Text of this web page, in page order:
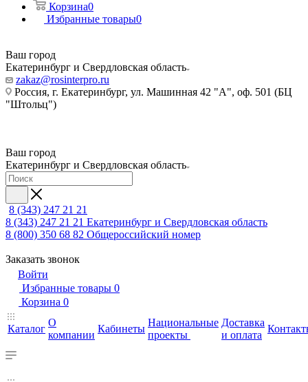
Корзина0
Избранные товары0
Ваш город
Екатеринбург и Свердловская область
zakaz@rosinterpro.ru
Россия, г. Екатеринбург, ул. Машинная 42 "А", оф. 501 (БЦ
"Штольц")
Ваш город
Екатеринбург и Свердловская область
8 (343) 247 21 21
8 (343) 247 21 21 Екатеринбург и Свердловская область
8 (800) 350 68 82 Общероссийский номер
Заказать звонок
Войти
Избранные товары 0
Корзина 0
Каталог
О
компании
Кабинеты
Национальные
проекты
Доставка
и оплата